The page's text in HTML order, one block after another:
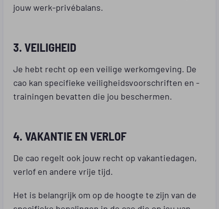
jouw werk-privébalans.
3. VEILIGHEID
Je hebt recht op een veilige werkomgeving. De
cao kan specifieke veiligheidsvoorschriften en -
trainingen bevatten die jou beschermen.
4. VAKANTIE EN VERLOF
De cao regelt ook jouw recht op vakantiedagen,
verlof en andere vrije tijd.
Het is belangrijk om op de hoogte te zijn van de